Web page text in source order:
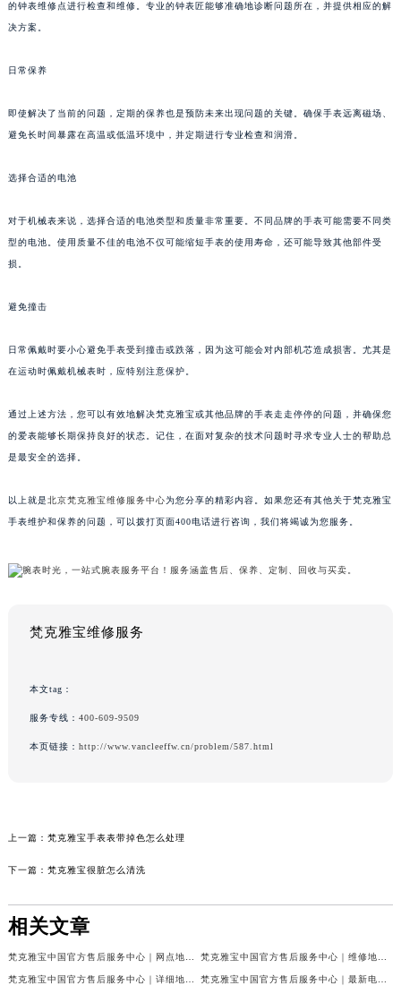
的钟表维修点进行检查和维修。专业的钟表匠能够准确地诊断问题所在，并提供相应的解
决方案。
日常保养
即使解决了当前的问题，定期的保养也是预防未来出现问题的关键。确保手表远离磁场、
避免长时间暴露在高温或低温环境中，并定期进行专业检查和润滑。
选择合适的电池
对于机械表来说，选择合适的电池类型和质量非常重要。不同品牌的手表可能需要不同类
型的电池。使用质量不佳的电池不仅可能缩短手表的使用寿命，还可能导致其他部件受
损。
避免撞击
日常佩戴时要小心避免手表受到撞击或跌落，因为这可能会对内部机芯造成损害。尤其是
在运动时佩戴机械表时，应特别注意保护。
通过上述方法，您可以有效地解决梵克雅宝或其他品牌的手表走走停停的问题，并确保您
的爱表能够长期保持良好的状态。记住，在面对复杂的技术问题时寻求专业人士的帮助总
是最安全的选择。
以上就是北京梵克雅宝维修服务中心为您分享的精彩内容。如果您还有其他关于梵克雅宝
手表维护和保养的问题，可以拨打页面400电话进行咨询，我们将竭诚为您服务。
梵克雅宝维修服务
本文tag：
服务专线： 400-609-9509
本页链接： http://www.vancleeffw.cn/problem/587.html
上一篇： 梵克雅宝手表表带掉色怎么处理
下一篇： 梵克雅宝很脏怎么清洗
相关文章
梵克雅宝中国官方售后服务中心｜网点地址和联系电话权威信息公示（2026年7月最新） 梵克雅宝中国官方售后服务中心｜维修地址及24小时电话权威信息公示（2026年7月最新）
梵克雅宝中国官方售后服务中心｜详细地址与官方服务热线权威信息公示（2026年7月最新） 梵克雅宝中国官方售后服务中心｜最新电话及官方地址权威信息公示（2026年7月最新）